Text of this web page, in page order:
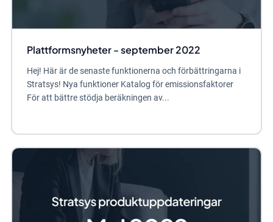
Plattformsnyheter - september 2022
Hej! Här är de senaste funktionerna och förbättringarna i
Stratsys! Nya funktioner Katalog för emissionsfaktorer
För att bättre stödja beräkningen av...